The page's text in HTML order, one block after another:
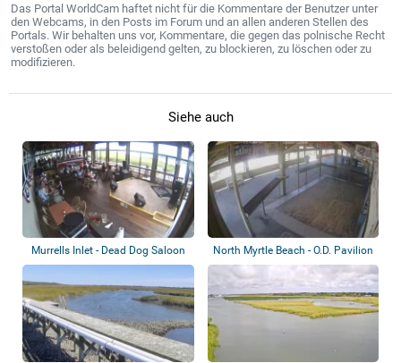
Das Portal WorldCam haftet nicht für die Kommentare der Benutzer unter
den Webcams, in den Posts im Forum und an allen anderen Stellen des
Portals. Wir behalten uns vor, Kommentare, die gegen das polnische Recht
verstoßen oder als beleidigend gelten, zu blockieren, zu löschen oder zu
modifizieren.
Siehe auch
Murrells Inlet - Dead Dog Saloon North Myrtle Beach - O.D. Pavilion